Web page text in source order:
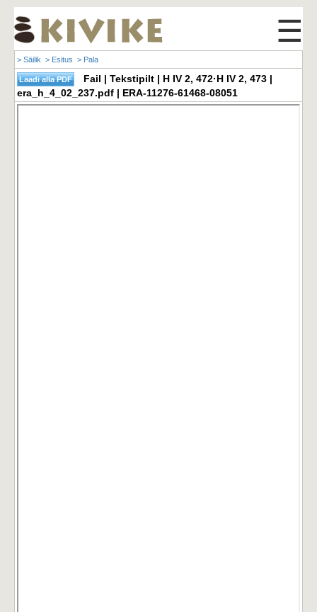
☰
> Säilik > Esitus > Pala
Fail | Tekstipilt | H IV 2, 472·H IV 2, 473 |
era_h_4_02_237.pdf | ERA-11276-61468-08051